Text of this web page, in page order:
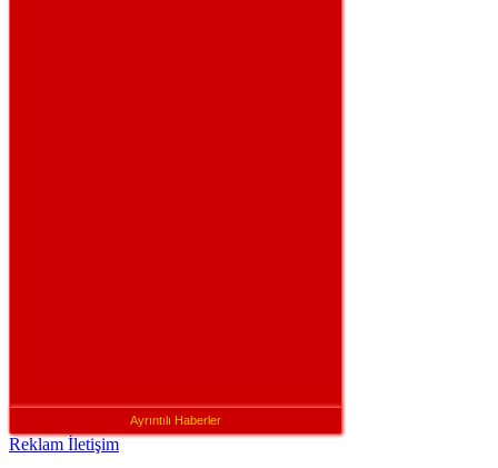
Ayrıntılı Haberler
Reklam İletişim